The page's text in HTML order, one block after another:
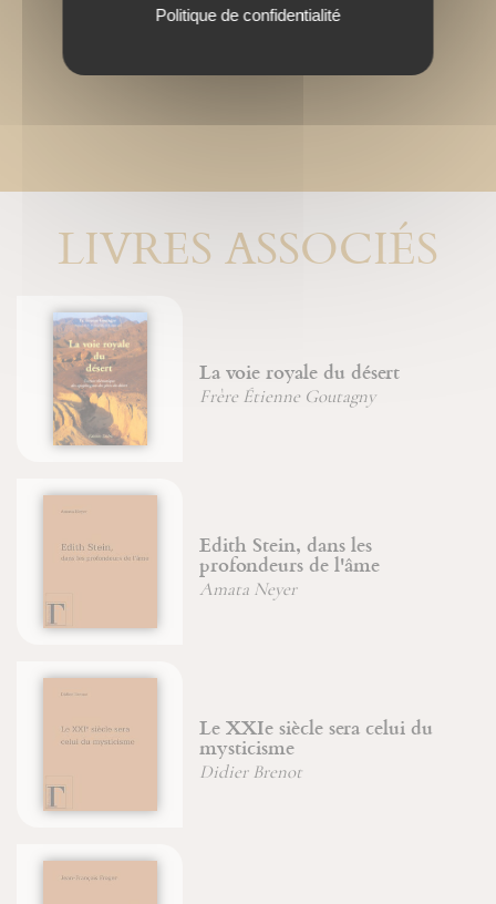
LIVRES ASSOCIÉS
La voie royale du désert
Frère Étienne Goutagny
Edith Stein, dans les
profondeurs de l'âme
Amata Neyer
Le XXIe siècle sera celui du
mysticisme
Didier Brenot
Politique de confidentialité